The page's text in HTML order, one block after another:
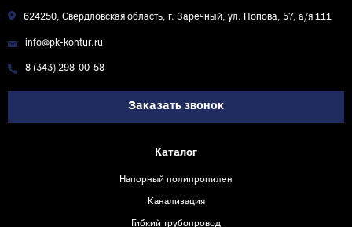
624250, Свердловская область, г. Заречный, ул. Попова, 57, а/я 111
info@pk-kontur.ru
8 (343) 298-00-58
Заказать звонок
Каталог
Напорный полипропилен
Канализация
Гибкий трубопровод